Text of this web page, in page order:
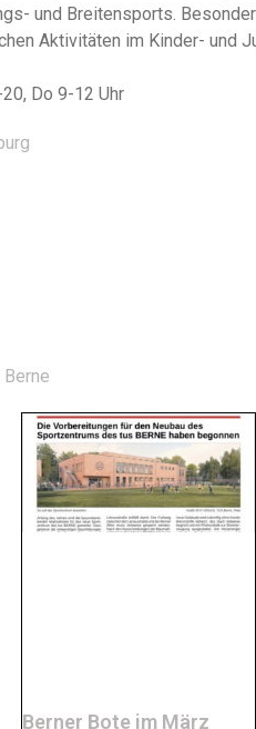
und Breitensports.
Aktivitäten im Kinder- und
Do 9-12 Uhr
Berner Bote im März